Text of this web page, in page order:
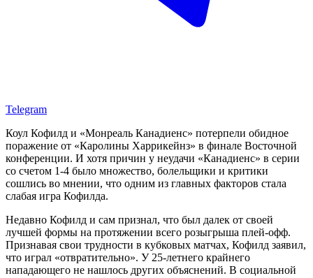
Telegram
Коул Кофилд и «Монреаль Канадиенс» потерпели обидное
поражение от «Каролины Харрикейнз» в финале Восточной
конференции. И хотя причин у неудачи «Канадиенс» в серии
со счетом 1-4 было множество, болельщики и критики
сошлись во мнении, что одним из главных факторов стала
слабая игра Кофилда.
Недавно Кофилд и сам признал, что был далек от своей
лучшей формы на протяжении всего розыгрыша плей-офф.
Признавая свои трудности в кубковых матчах, Кофилд заявил,
что играл «отвратительно». У 25-летнего крайнего
нападающего не нашлось других объяснений. В социальной